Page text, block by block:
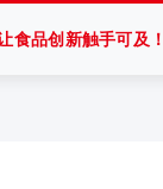
食品创新触手可及！